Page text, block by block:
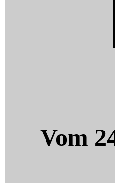
Vom